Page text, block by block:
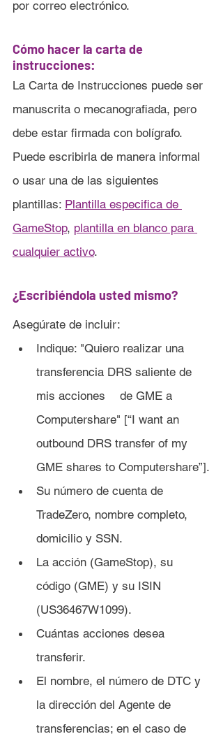
por correo electrónico.
Cómo hacer la carta de
instrucciones:
La Carta de Instrucciones puede ser
manuscrita o mecanografiada, pero
debe estar firmada con bolígrafo.
Puede escribirla de manera informal
o usar una de las siguientes
plantillas: Plantilla especifica de
GameStop, plantilla en blanco para
cualquier activo.
¿Escribiéndola usted mismo?
Asegúrate de incluir:
Indique: "Quiero realizar una
transferencia DRS saliente de
mis acciones 	de GME a
Computershare" [“I want an
outbound DRS transfer of my
GME shares to Computershare”].
Su número de cuenta de
TradeZero, nombre completo,
domicilio y SSN.
La acción (GameStop), su
código (GME) y su ISIN
(US36467W1099).
Cuántas acciones desea
transferir.
El nombre, el número de DTC y
la dirección del Agente de
transferencias; en el caso de